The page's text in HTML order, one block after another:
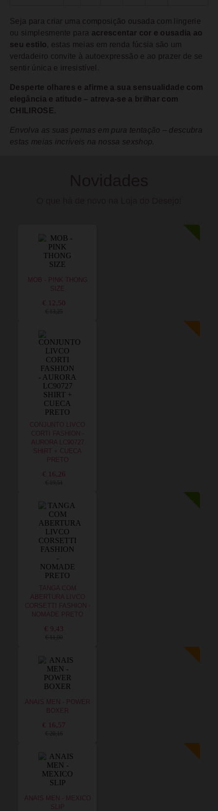
Seja para criar uma composição ousada com lingerie
ou simplesmente para acrescentar cor e ousadia ao
seu estilo, estas meias em renda fúcsia são um
verdadeiro convite à autoexpressão e ao prazer de se
sentir única e irresistível.
Desperte olhares e afirme a sua sensualidade com
elegância e atitude – atreva-se a brilhar com
CHILIROSE.
Envolva as suas pernas em pura tentação – descubra
estas meias incríveis na nossa sexshop.
MOB - PINK THONG
SIZE
€ 12,50
€ 13,25
CONJUNTO LIVCO
CORTI FASHION -
AURORA LC90727
SHIRT + CUECA
PRETO
€ 16,26
€ 19,51
TANGA COM
ABERTURA LIVCO
CORSETTI FASHION -
NOMADE PRETO
€ 9,43
€ 11,00
ANAIS MEN - POWER
BOXER
€ 16,57
€ 20,16
ANAIS MEN - MEXICO
SLIP